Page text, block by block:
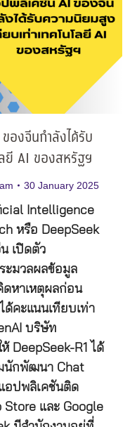
องจีนกำลังได้รับ
ยี AI ของสหรัฐฯ
30 January 2025
Intelligence
หรือ DeepSeek
เปิดตัว
ระมวลผลข้อมูล
หาเหตุผลก่อน
คะแนนเทียบเท่า
บริษัท
DeepSeek-R1 ได้
นักพัฒนา Chat
อปพลิเคชันติด
และ Google